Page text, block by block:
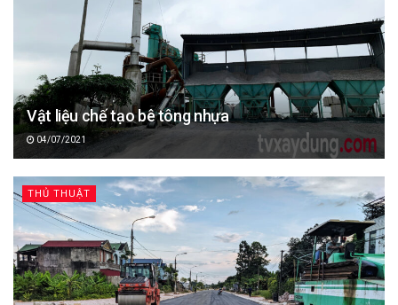
Vật liệu chế tạo bê tông nhựa
04/07/2021
THỦ THUẬT